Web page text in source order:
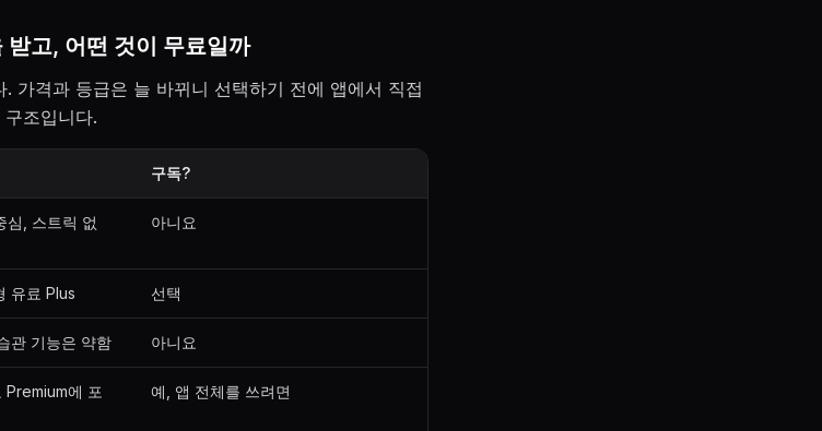
고, 어떤 것이 무료일까
가격과 등급은 늘 바뀌니 선택하기 전에 앱에서 직접
조입니다.
구독?
심, 스트릭 없
아니요
유료 Plus 선택
관 기능은 약함 아니요
Premium에 포
예, 앱 전체를 쓰려면